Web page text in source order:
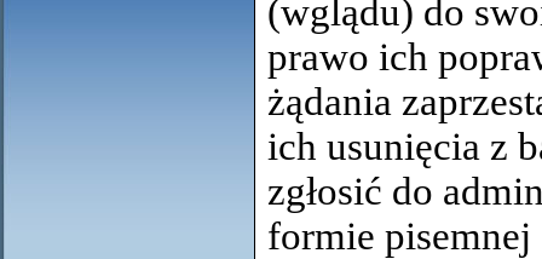
(wglądu) do
prawo ich
żądania
ich usunięcia z
zgłosić do
formie pisemnej